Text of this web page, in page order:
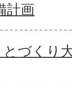
計画
づくり